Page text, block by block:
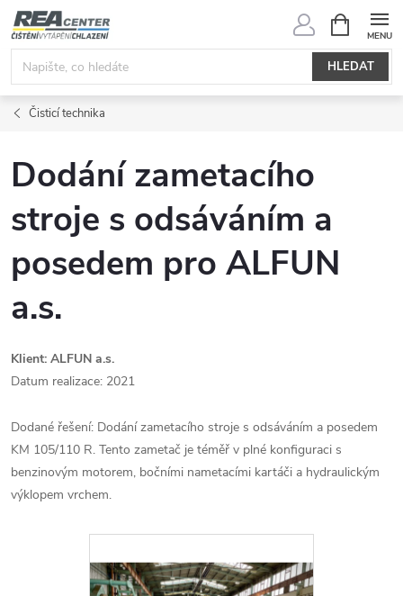
Přejít
na
obsah
HLEDAT
NÁKUPNÍ
KOŠÍK
Čisticí technika
Dodání zametacího
stroje s odsáváním a
posedem pro ALFUN
a.s.
Klient: ALFUN a.s.
Datum realizace: 2021
Dodané řešení: Dodání zametacího stroje s odsáváním a posedem
KM 105/110 R. Tento zametač je téměř v plné konfiguraci s
benzinovým motorem, bočními nametacími kartáči a hydraulickým
výklopem vrchem.